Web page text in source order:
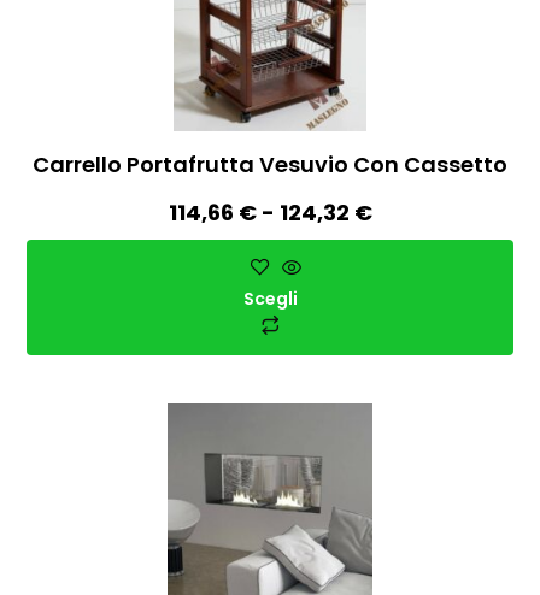
Carrello Portafrutta Vesuvio Con Cassetto
114,66 € - 124,32 €
Scegli